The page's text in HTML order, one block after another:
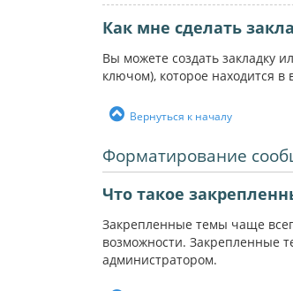
Как мне сделать
Вы можете создать закладку
ключом), которое находится
Вернуться к началу
Форматирование
Что такое
Закрепленные темы чаще
возможности. Закрепленные
администратором.